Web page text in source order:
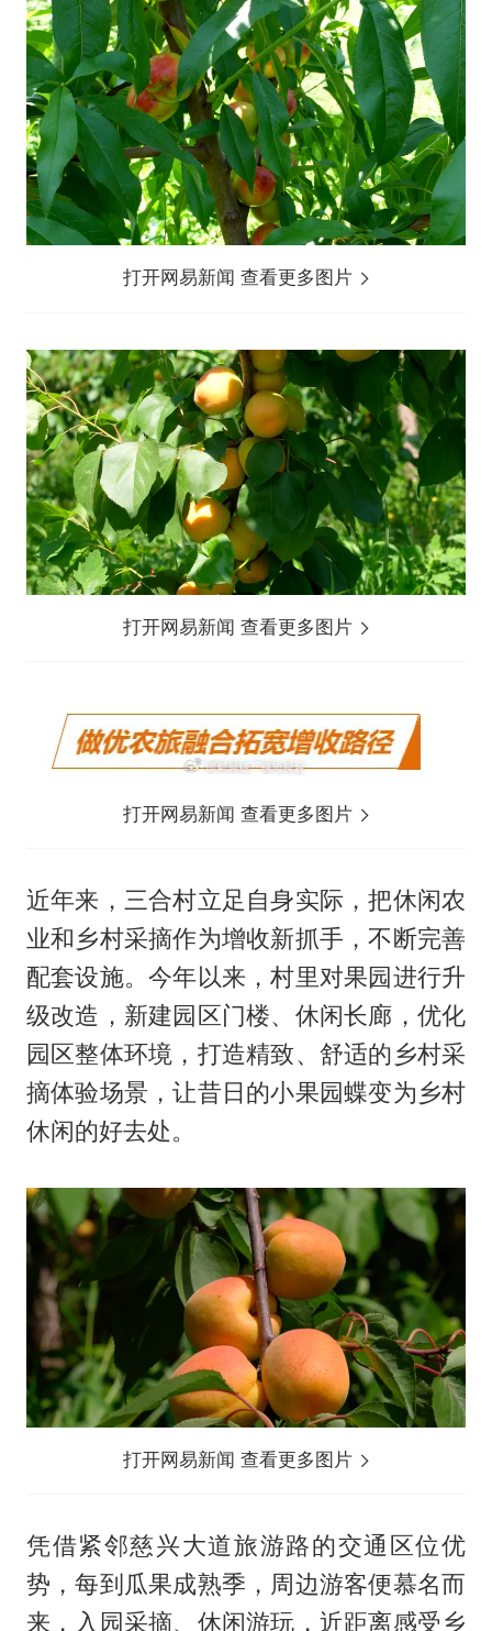
打开网易新闻 查看更多图片
打开网易新闻 查看更多图片
打开网易新闻 查看更多图片
近年来，三合村立足自身实际，把休闲农
业和乡村采摘作为增收新抓手，不断完善
配套设施。今年以来，村里对果园进行升
级改造，新建园区门楼、休闲长廊，优化
园区整体环境，打造精致、舒适的乡村采
摘体验场景，让昔日的小果园蝶变为乡村
休闲的好去处。
打开网易新闻 查看更多图片
凭借紧邻慈兴大道旅游路的交通区位优
势，每到瓜果成熟季，周边游客便慕名而
来，入园采摘、休闲游玩，近距离感受乡